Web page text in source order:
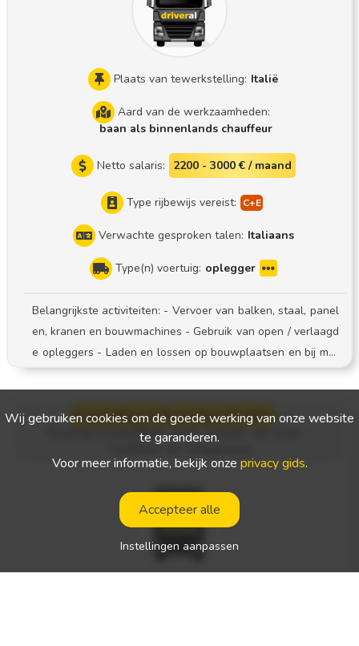
Plaats van tewerkstelling: Italië
Aard van de werkzaamheden:
baan als binnenlands chauffeur
Netto salaris: 2200 - 3000 € / maand
Type rijbewijs vereist:
Verwachte gesproken talen: Italiaans
Type(n) voertuig: oplegger
Belangrijkste activiteiten: - Vervoer van balken, staal, panel
en, kranen en bouwmachines - Gebruik van open / verlaagd
e opleggers - Laden en lossen op bouwplaatsen en bij met
aalbewerkingsbedrijven - Naleving van de veiligheidsproce
dures en de reisdocumentatie
Kurierdienst Transline GmbH —
Koerierschauffeur voor lokaal vervoer -
Cottbus en omgeving
Wij gebruiken cookies om de goede werking van onze website
te garanderen.
Voor meer informatie, bekijk onze privacy gids.
Accepteer alle
Instellingen aanpassen